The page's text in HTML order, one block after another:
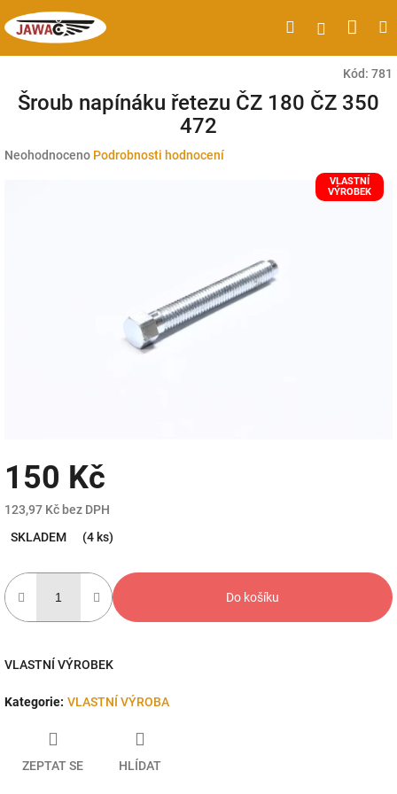
na
obsah
HledatPřihlášení
Kód: 781
Šroub napínáku řetezu ČZ 180 ČZ 350
472
Průměrné
Neohodnoceno Podrobnosti hodnocení
VLASTNÍ
VÝROBEK
150 Kč
123,97 Kč bez DPH
cena:
SKLADEM (4 ks)
Do košíku
VLASTNÍ VÝROBEK
Kategorie: VLASTNÍ VÝROBA
ZEPTAT SE HLÍDAT